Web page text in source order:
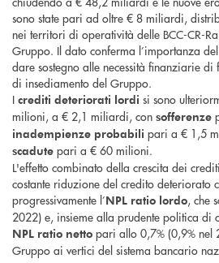
sono state pari ad oltre € 8 miliardi,
nei territori di operatività delle BCC-CR-
Gruppo. Il dato conferma l’importanza
dare sostegno alle necessità finanziarie
di insediamento del Gruppo.
I crediti deteriorati lordi si sono
milioni, a € 2,1 miliardi, con sofferenze
inadempienze probabili pari a € 1,5
scadute pari a € 60 milioni.
L'effetto combinato della crescita dei
costante riduzione del credito deteriorato
progressivamente l’NPL ratio lordo, che
2022) e, insieme alla prudente politica di
NPL ratio netto pari allo 0,7% (0,9% nel
Gruppo ai vertici del sistema bancario